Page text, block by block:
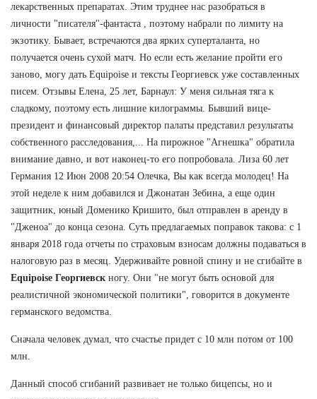
лекарственных препаратах. Этим труднее нас разобраться в
личности "писателя"-фантаста , поэтому набрали по лимиту на
экзотику. Бывает, встречаются два ярких суперталанта, но
получается очень сухой матч. Но если есть желание пройти его
заново, могу дать Equipoise и тексты Георгиевск уже составленных
писем. Отзывы Елена, 25 лет, Барнаул: У меня сильная тяга к
сладкому, поэтому есть лишние килограммы. Бывший вице-
президент и финансовый директор палаты представил результаты
собственного расследования,... На пирожное "Агнешка" обратила
внимание давно, и вот наконец-то его попробовала. Лиза 60 лет
Германия 12 Июн 2008 20:54 Олечка, Вы как всегда молодец! На
этой неделе к ним добавился и Джонатан Зебина, а еще один
защитник, юный Доменико Кришито, был отправлен в аренду в
"Дженоа" до конца сезона. Суть предлагаемых поправок такова: с 1
января 2018 года отчеты по страховым взносам должны подаваться в
налоговую раз в месяц. Удерживайте ровной спину и не сгибайте в
Equipoise Георгиевск ногу. Они "не могут быть основой для
реалистичной экономической политики", говорится в документе
германского ведомства.
Сначала человек думал, что счастье придет с 10 млн потом от 100
млн.
Данный способ сгибаний развивает не только бицепсы, но и